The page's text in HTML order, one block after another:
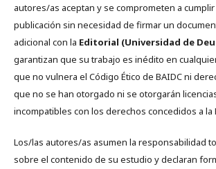
autores/as aceptan y se comprometen a
publicación sin necesidad de firmar un
adicional con la Editorial (Universidad de
garantizan que su trabajo es inédito en
que no vulnera el Código Ético de BAIDC ni
que no se han otorgado ni se otorgarán
incompatibles con los derechos concedidos a la
Los/las autores/as asumen la responsabilidad
sobre el contenido de su estudio y declaran